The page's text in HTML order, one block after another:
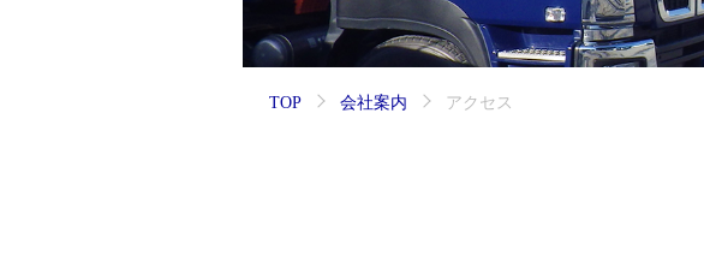
TOP 会社案内 アクセス